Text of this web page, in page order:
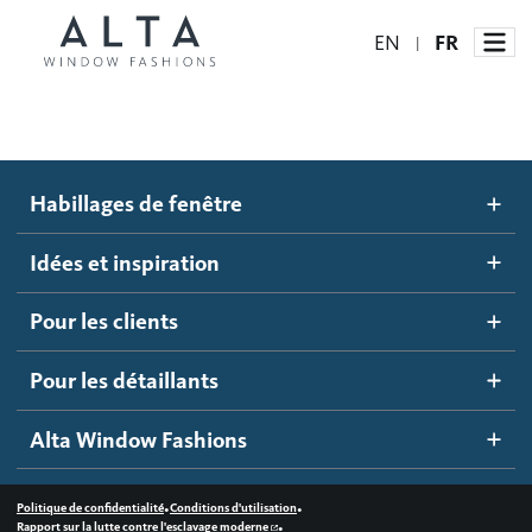
EN | FR
Stores automatisés
Stores alvéolés
Stores à enrouleur
Stores à bandes
Stores translucides
Stores en bois
Idées et inspiration
Blogue
Galerie d'inspiration
Comment ça marche
Devenir un détaillant
Accès détaillant
Contactez-nous
Habillages de fenêtre
Idées et inspiration
Pour les clients
Pour les détaillants
Alta Window Fashions
Politique de confidentialité•Conditions d'utilisation•
Rapport sur la lutte contre l'esclavage moderne •